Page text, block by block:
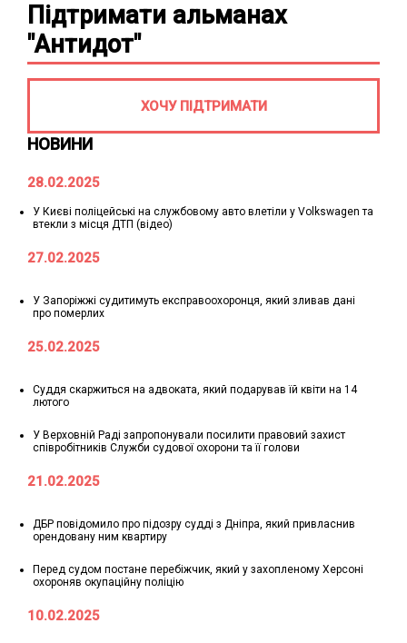
НОВИНИ
28.02.2025
У Києві поліцейські на службовому авто влетіли у Volkswagen та
втекли з місця ДТП (відео)
27.02.2025
У Запоріжжі судитимуть експравоохоронця, який зливав дані
про померлих
25.02.2025
Суддя скаржиться на адвоката, який подарував їй квіти на 14
лютого
У Верховній Раді запропонували посилити правовий захист
співробітників Служби судової охорони та її голови
21.02.2025
ДБР повідомило про підозру судді з Дніпра, який привласнив
орендовану ним квартиру
Перед судом постане перебіжчик, який у захопленому Херсоні
охороняв окупаційну поліцію
10.02.2025
Підтримати альманах
"Антидот"
ХОЧУ ПІДТРИМАТИ